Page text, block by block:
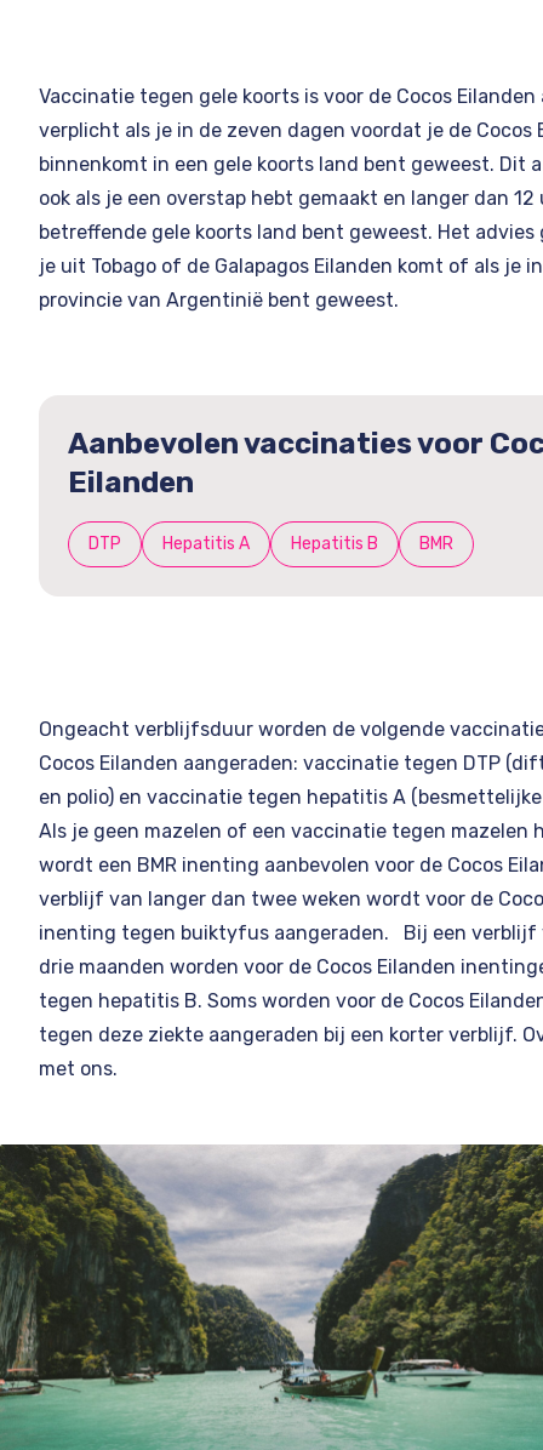
Vaccinatie tegen gele koorts is voor de Cocos Eilanden
verplicht als je in de zeven dagen voordat je de Cocos
binnenkomt in een gele koorts land bent geweest. Dit
ook als je een overstap hebt gemaakt en langer dan
betreffende gele koorts land bent geweest. Het
je uit Tobago of de Galapagos Eilanden komt of als je
provincie van Argentinië bent geweest.
Aanbevolen vaccinaties voor
Eilanden
DTP Hepatitis A Hepatitis B BMR
Ongeacht verblijfsduur worden de volgende
Cocos Eilanden aangeraden: vaccinatie tegen DTP
en polio) en vaccinatie tegen hepatitis A
Als je geen mazelen of een vaccinatie tegen mazelen
wordt een BMR inenting aanbevolen voor de Cocos
verblijf van langer dan twee weken wordt voor de
inenting tegen buiktyfus aangeraden. Bij een verblijf
drie maanden worden voor de Cocos Eilanden
tegen hepatitis B. Soms worden voor de Cocos
tegen deze ziekte aangeraden bij een korter verblijf.
met ons.